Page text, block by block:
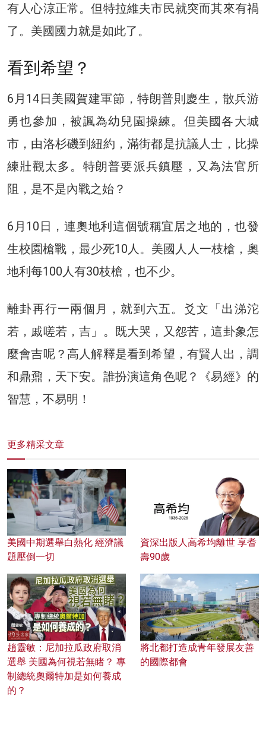
有人心涼正常。但特拉維夫市民就突而其來有禍
了。美國國力就是如此了。
看到希望？
6月14日美國賀建軍節，特朗普則慶生，散兵游
勇也參加，被諷為幼兒園操練。但美國各大城
市，由洛杉磯到紐約，滿街都是抗議人士，比操
練壯觀太多。特朗普要派兵鎮壓，又為法官所
阻，是不是內戰之始？
6月10日，連奧地利這個號稱宜居之地的，也發
生校園槍戰，最少死10人。美國人人一枝槍，奧
地利每100人有30枝槍，也不少。
離卦再行一兩個月，就到六五。爻文「出涕沱
若，戚嗟若，吉」。既大哭，又怨苦，這卦象怎
麼會吉呢？高人解釋是看到希望，有賢人出，調
和鼎鼐，天下安。誰扮演這角色呢？《易經》的
智慧，不易明！
更多精采文章
美國中期選舉白熱化 經濟議
題壓倒一切
資深出版人高希均離世 享耆
壽90歲
趙靈敏：尼加拉瓜政府取消
選舉 美國為何視若無睹？ 專
制總統奧爾特加是如何養成
的？
將北都打造成青年發展友善
的國際都會